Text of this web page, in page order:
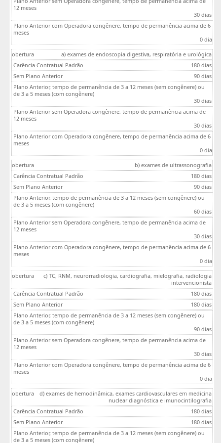
30 dias
0 dia
a) exames de endoscopia digestiva, respiratória e urológica
180 dias
90 dias
30 dias
30 dias
0 dia
b) exames de ultrassonografia
180 dias
90 dias
60 dias
30 dias
0 dia
c) TC, RNM, neurorradiologia, cardiografia, mielografia, radiologia
intervencionista
180 dias
180 dias
90 dias
30 dias
0 dia
d) exames de hemodinâmica, exames cardiovasculares em medicina
nuclear diagnóstica e imunocintilografia
180 dias
180 dias